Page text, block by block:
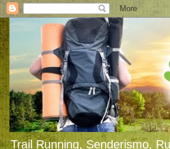
Trail Running, Senderismo,